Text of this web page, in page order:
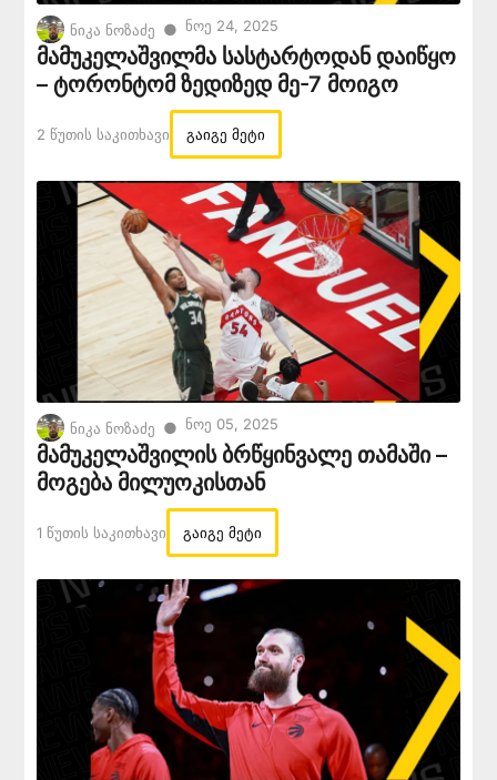
ნიკა ნოზაძე ● Ნოე 24, 2025
მამუკელაშვილმა სასტარტოდან დაიწყო
– ტორონტომ ზედიზედ მე-7 მოიგო
2 Წუთის Საკითხავი გაიგე მეტი
ნიკა ნოზაძე ● Ნოე 05, 2025
მამუკელაშვილის ბრწყინვალე თამაში –
მოგება მილუოკისთან
1 Წუთის Საკითხავი გაიგე მეტი